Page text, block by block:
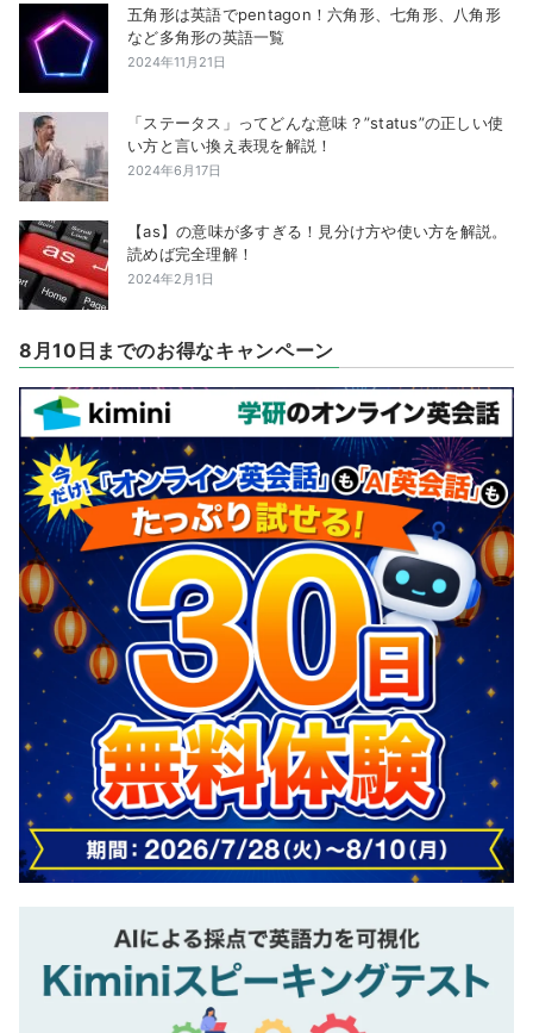
五角形は英語でpentagon！六角形、七角形、八角形
など多角形の英語一覧
2024年11月21日
「ステータス」ってどんな意味？”status”の正しい使
い方と言い換え表現を解説！
2024年6月17日
【as】の意味が多すぎる！見分け方や使い方を解説。
読めば完全理解！
2024年2月1日
8月10日までのお得なキャンペーン